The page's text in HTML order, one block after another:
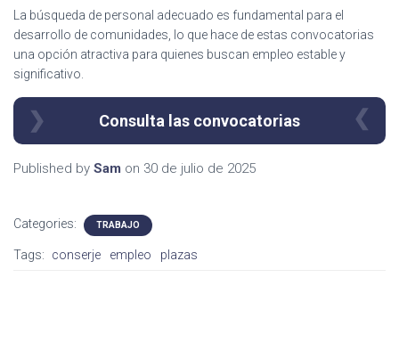
La búsqueda de personal adecuado es fundamental para el
desarrollo de comunidades, lo que hace de estas convocatorias
una opción atractiva para quienes buscan empleo estable y
significativo.
Consulta las convocatorias
Published by Sam on 30 de julio de 2025
Categories: TRABAJO
Tags: conserje empleo plazas